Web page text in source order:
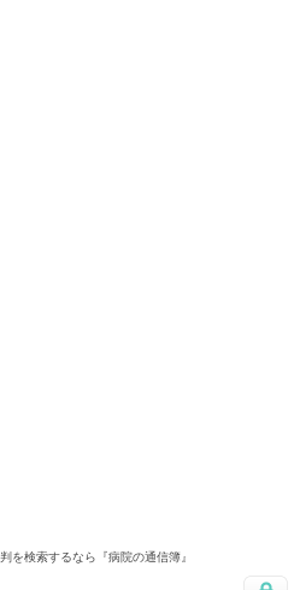
を検索するなら『病院の通信簿』